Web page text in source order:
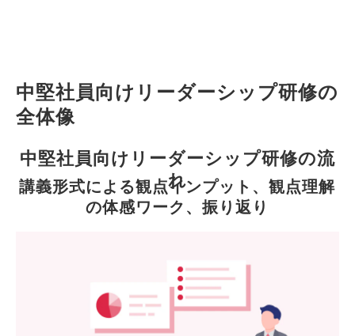
中堅社員向けリーダーシップ研修の
全体像
中堅社員向けリーダーシップ研修の流
れ
講義形式による観点インプット、観点理解
の体感ワーク、振り返り